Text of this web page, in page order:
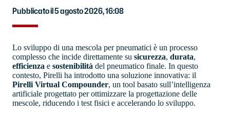
Pubblicato il 5 agosto 2026, 16:08
Lo sviluppo di una mescola per pneumatici è un processo
complesso che incide direttamente su sicurezza, durata,
efficienza e sostenibilità del pneumatico finale. In questo
contesto, Pirelli ha introdotto una soluzione innovativa: il
Pirelli Virtual Compounder, un tool basato sull’intelligenza
artificiale progettato per ottimizzare la progettazione delle
mescole, riducendo i test fisici e accelerando lo sviluppo.